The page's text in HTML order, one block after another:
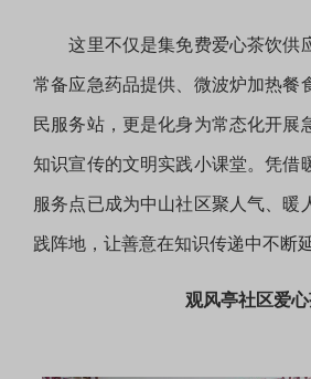
这里不仅是集免费爱心茶饮供应
常备应急药品提供、微波炉加热餐
民服务站，更是化身为常态化开展
知识宣传的文明实践小课堂。凭借
服务点已成为中山社区聚人气、暖
践阵地，让善意在知识传递中不断延
观风亭社区爱心